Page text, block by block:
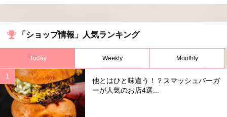
「ショップ情報」人気ランキング
Today Weekly Monthly
他とはひと味違う！？スマッシュバーガ
ーが人気のお店4選...